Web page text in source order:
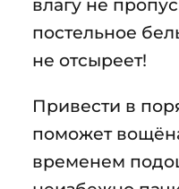
влагу не
постельное
не отсыреет!
Привести в
поможет
временем